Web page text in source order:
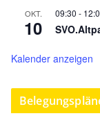
OKT.
10
09:30 -
Kalender anzeigen